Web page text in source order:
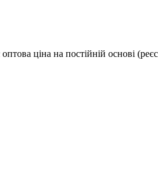
ціна на постійній основі